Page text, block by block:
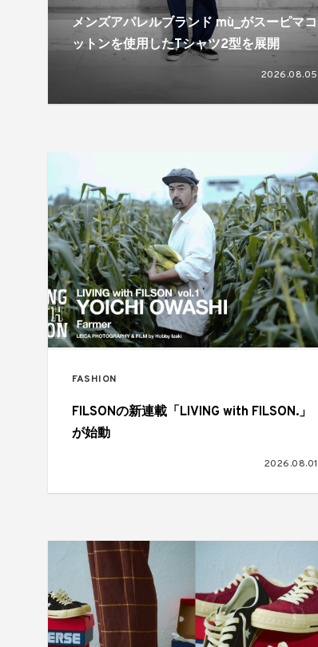
メンズアパレルブランド mù_がスーピマコ
ットンを使用したTシャツ2型を展開
2026.08.05
FASHION
FILSONの新連載「LIVING with FILSON.」
が始動
2026.08.01